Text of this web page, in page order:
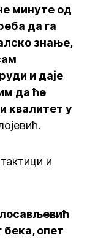
минуте од
да га
знање,
и даје
да ће
квалитет у
и
бека, опет